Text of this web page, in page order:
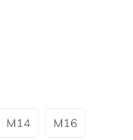
M14 M16